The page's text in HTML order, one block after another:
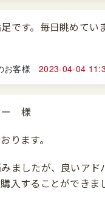
です。毎日眺めてい
お客様2023-04-04
ー 様
ります。
ましたが、良いアド
入することができま